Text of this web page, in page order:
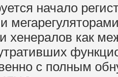
начало
хенералов как
с полным